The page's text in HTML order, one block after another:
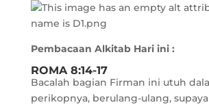
Pembacaan Alkitab Hari ini :
ROMA 8:14-17
Bacalah bagian Firman ini utuh
perikopnya, berulang-ulang,